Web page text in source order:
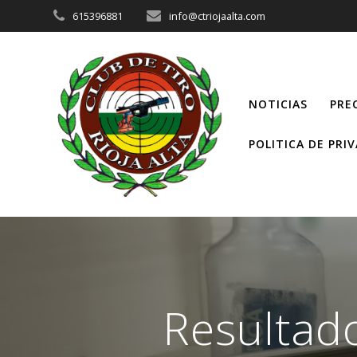
al
615396881 info@ctriojaalta.com
NOTICIAS
POLITICA DE